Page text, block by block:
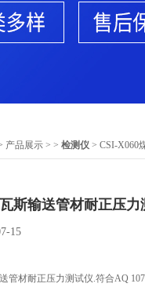
产品展示 > > 检测仪 > CSI-X060
斯输送管材耐正压力
15
管材耐正压力测试仪.符合AQ